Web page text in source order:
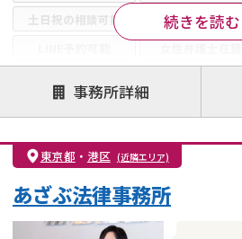
土日祝の相談可能
19時以降電話可能
注力案件
離婚前相談
離婚調停
親権・面会交流権
DV
不貞・不倫慰謝料請求
国際離婚
財産分与
続きを読む
事務所詳細
東京都 ・ 港区 (近隣エリア)
あざぶ法律事務所